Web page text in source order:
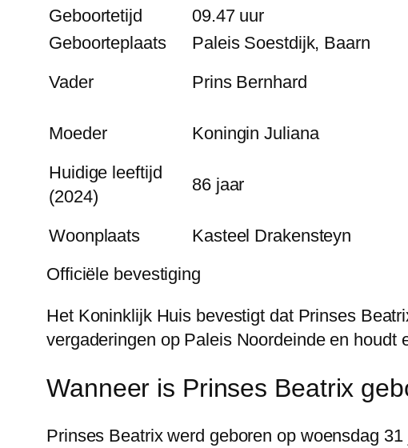
Geboortetijd
09.47 uur
Geboorteplaats
Paleis Soestdijk, Baarn
Vader
Prins Bernhard
Moeder
Koningin Juliana
Huidige leeftijd
(2024)
86 jaar
Woonplaats
Kasteel Drakensteyn
Officiële bevestiging
Het Koninklijk Huis bevestigt dat Prinses
vergaderingen op Paleis Noordeinde en
Wanneer is Prinses Beatrix
Prinses Beatrix werd geboren op woensdag